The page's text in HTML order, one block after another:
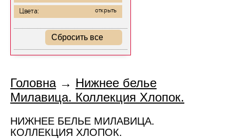
Цвета: открыть
Сбросить все
Головна→ Нижнее белье
Милавица. Коллекция Хлопок.
НИЖНЕЕ БЕЛЬЕ МИЛАВИЦА.
КОЛЛЕКЦИЯ ХЛОПОК.